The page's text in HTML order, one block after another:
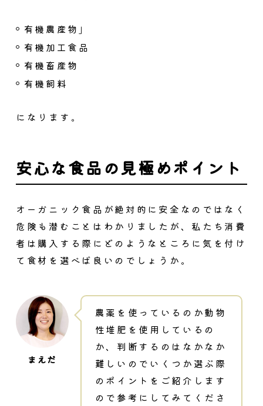
有機農産物」
有機加工食品
有機畜産物
有機飼料
になります。
安心な食品の見極めポイント
オーガニック食品が絶対的に安全なのではなく
危険も潜むことはわかりましたが、私たち消費
者は購入する際にどのようなところに気を付け
て食材を選べば良いのでしょうか。
農薬を使っているのか動物
性堆肥を使用しているの
か、判断するのはなかなか
難しいのでいくつか選ぶ際
のポイントをご紹介します
ので参考にしてみてくださ